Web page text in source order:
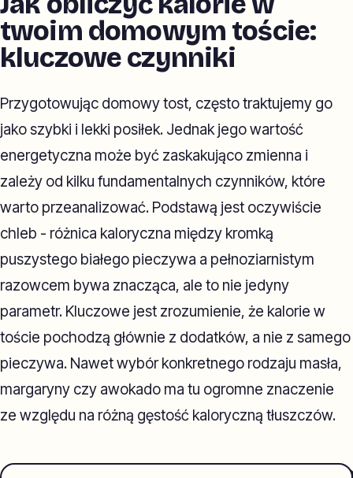
twoim domowym toście:
kluczowe czynniki
Przygotowując domowy tost, często traktujemy go
jako szybki i lekki posiłek. Jednak jego wartość
energetyczna może być zaskakująco zmienna i
zależy od kilku fundamentalnych czynników, które
warto przeanalizować. Podstawą jest oczywiście
chleb - różnica kaloryczna między kromką
puszystego białego pieczywa a pełnoziarnistym
razowcem bywa znacząca, ale to nie jedyny
parametr. Kluczowe jest zrozumienie, że kalorie w
toście pochodzą głównie z dodatków, a nie z samego
pieczywa. Nawet wybór konkretnego rodzaju masła,
margaryny czy awokado ma tu ogromne znaczenie
ze względu na różną gęstość kaloryczną tłuszczów.